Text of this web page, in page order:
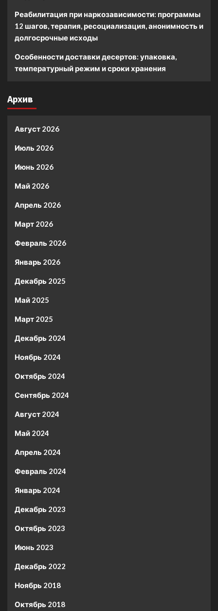
Реабилитация при наркозависимости: программы
12 шагов, терапия, ресоциализация, анонимность и
долгосрочные исходы
Особенности доставки десертов: упаковка,
температурный режим и сроки хранения
Архив
Август 2026
Июль 2026
Июнь 2026
Май 2026
Апрель 2026
Март 2026
Февраль 2026
Январь 2026
Декабрь 2025
Май 2025
Март 2025
Декабрь 2024
Ноябрь 2024
Октябрь 2024
Сентябрь 2024
Август 2024
Май 2024
Апрель 2024
Февраль 2024
Январь 2024
Декабрь 2023
Октябрь 2023
Июнь 2023
Декабрь 2022
Ноябрь 2018
Октябрь 2018